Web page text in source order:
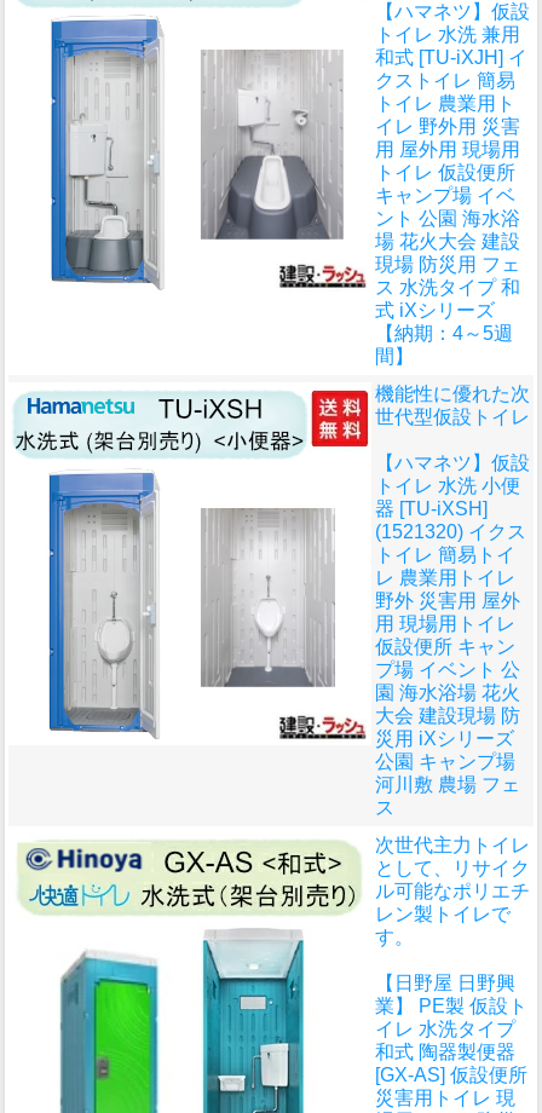
【ハマネツ】仮設
トイレ 水洗 兼用
和式 [TU-iXJH] イ
クストイレ 簡易
トイレ 農業用ト
イレ 野外用 災害
用 屋外用 現場用
トイレ 仮設便所
キャンプ場 イベ
ント 公園 海水浴
場 花火大会 建設
現場 防災用 フェ
ス 水洗タイプ 和
式 iXシリーズ
【納期：4～5週
間】
機能性に優れた次
世代型仮設トイレ
【ハマネツ】仮設
トイレ 水洗 小便
器 [TU-iXSH]
(1521320) イクス
トイレ 簡易トイ
レ 農業用トイレ
野外 災害用 屋外
用 現場用トイレ
仮設便所 キャン
プ場 イベント 公
園 海水浴場 花火
大会 建設現場 防
災用 iXシリーズ
公園 キャンプ場
河川敷 農場 フェ
ス
次世代主力トイレ
として、リサイク
ル可能なポリエチ
レン製トイレで
す。
【日野屋 日野興
業】 PE製 仮設ト
イレ 水洗タイプ
和式 陶器製便器
[GX-AS] 仮設便所
災害用トイレ 現